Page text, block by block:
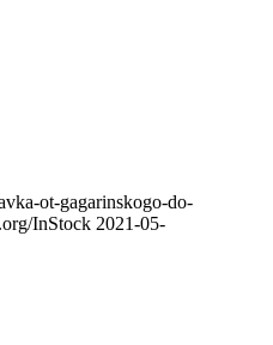
ot-gagarinskogo-do-
InStock 2021-05-